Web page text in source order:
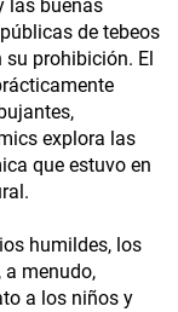
las buenas
de tebeos
prohibición. El
explora las
que estuvo en
humildes, los
menudo,
a los niños y